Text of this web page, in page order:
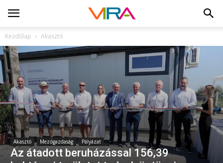
Kezdőlap Akasztó
Akasztó Mezőgazdaság Pályázat
Az átadott beruházással 156,39